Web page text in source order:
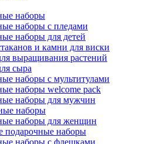
наборы
наборы с пледами
наборы для детей
и камни для виски
выращивания растений
сыра
наборы с мультитулами
наборы welcome pack
наборы для мужчин
наборы
наборы для женщин
подарочные наборы
наборы с флешками